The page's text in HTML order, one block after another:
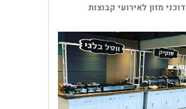
דוכני מזון לאירועי קבוצות